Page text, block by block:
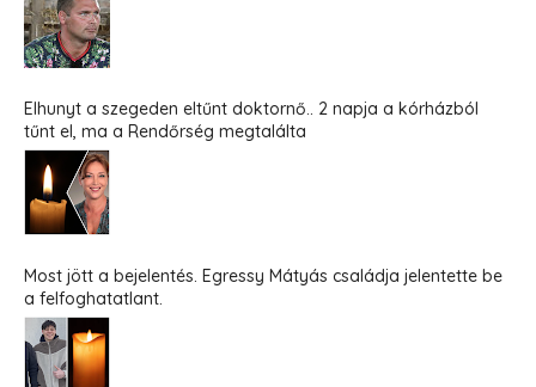
Elhunyt a szegeden eltűnt doktornő.. 2 napja a kórházból
tűnt el, ma a Rendőrség megtalálta
Most jött a bejelentés. Egressy Mátyás családja jelentette be
a felfoghatatlant.